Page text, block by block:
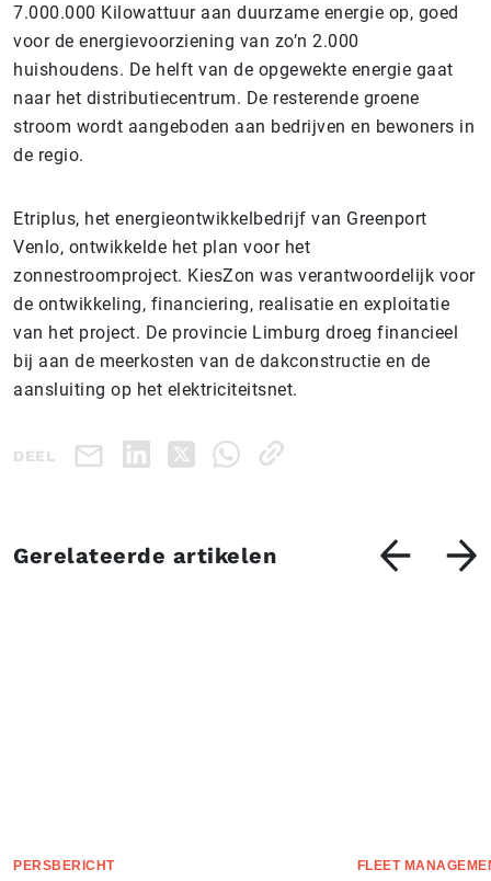
7.000.000 Kilowattuur aan duurzame energie op, goed
voor de energievoorziening van zo’n 2.000
huishoudens. De helft van de opgewekte energie gaat
naar het distributiecentrum. De resterende groene
stroom wordt aangeboden aan bedrijven en bewoners in
de regio.
Etriplus, het energieontwikkelbedrijf van Greenport
Venlo, ontwikkelde het plan voor het
zonnestroomproject. KiesZon was verantwoordelijk voor
de ontwikkeling, financiering, realisatie en exploitatie
van het project. De provincie Limburg droeg financieel
bij aan de meerkosten van de dakconstructie en de
aansluiting op het elektriciteitsnet.
DEEL
Gerelateerde artikelen
PERSBERICHT FLEET